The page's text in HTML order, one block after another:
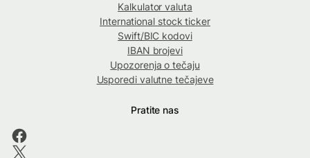
Kalkulator valuta
International stock ticker
Swift/BIC kodovi
IBAN brojevi
Upozorenja o tečaju
Usporedi valutne tečajeve
Pratite nas